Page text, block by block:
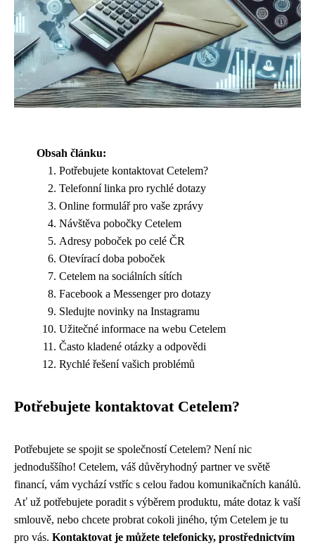
Obsah článku:
Potřebujete kontaktovat Cetelem?
Telefonní linka pro rychlé dotazy
Online formulář pro vaše zprávy
Návštěva pobočky Cetelem
Adresy poboček po celé ČR
Otevírací doba poboček
Cetelem na sociálních sítích
Facebook a Messenger pro dotazy
Sledujte novinky na Instagramu
Užitečné informace na webu Cetelem
Často kladené otázky a odpovědi
Rychlé řešení vašich problémů
Potřebujete kontaktovat Cetelem?
Potřebujete se spojit se společností Cetelem? Není nic
jednoduššího! Cetelem, váš důvěryhodný partner ve světě
financí, vám vychází vstříc s celou řadou komunikačních kanálů.
Ať už potřebujete poradit s výběrem produktu, máte dotaz k vaší
smlouvě, nebo chcete probrat cokoli jiného, tým Cetelem je tu
pro vás. Kontaktovat je můžete telefonicky, prostřednictvím